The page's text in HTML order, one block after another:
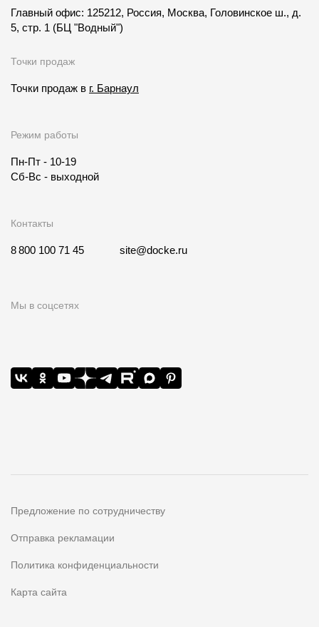
Главный офис: 125212, Россия, Москва, Головинское ш., д.
5, стр. 1 (БЦ "Водный")
Точки продаж
Точки продаж в г. Барнаул
Режим работы
Пн-Пт - 10-19
Сб-Вс - выходной
Контакты
8 800 100 71 45 site@docke.ru
Мы в соцсетях
Предложение по сотрудничеству
Отправка рекламации
Политика конфиденциальности
Карта сайта